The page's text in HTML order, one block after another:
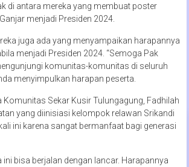
di antara mereka yang membuat poster
menjadi Presiden 2024.
juga ada yang menyampaikan harapannya
menjadi Presiden 2024. “Semoga Pak
komunitas-komunitas di seluruh
menyimpulkan harapan peserta.
Komunitas Sekar Kusir Tulungagung, Fadhilah
yang diinisiasi kelompok relawan Srikandi
ini karena sangat bermanfaat bagi generasi
ini bisa berjalan dengan lancar. Harapannya